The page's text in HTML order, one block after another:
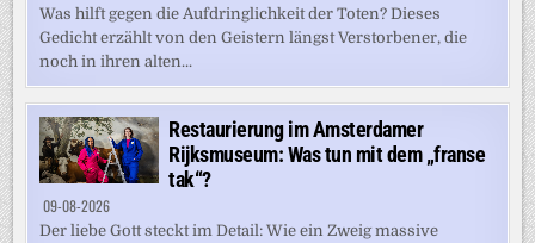
Was hilft gegen die Aufdringlichkeit der Toten? Dieses
Gedicht erzählt von den Geistern längst Verstorbener, die
noch in ihren alten...
Restaurierung im Amsterdamer
Rijksmuseum: Was tun mit dem „franse
tak“?
09-08-2026
Der liebe Gott steckt im Detail: Wie ein Zweig massive